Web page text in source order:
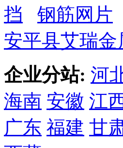
挡
钢筋网片
安平县艾瑞
企业分站: 河
海南 安徽 江
广东 福建 甘